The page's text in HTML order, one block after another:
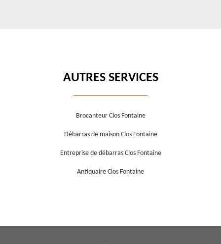
AUTRES SERVICES
Brocanteur Clos Fontaine
Débarras de maison Clos Fontaine
Entreprise de débarras Clos Fontaine
Antiquaire Clos Fontaine